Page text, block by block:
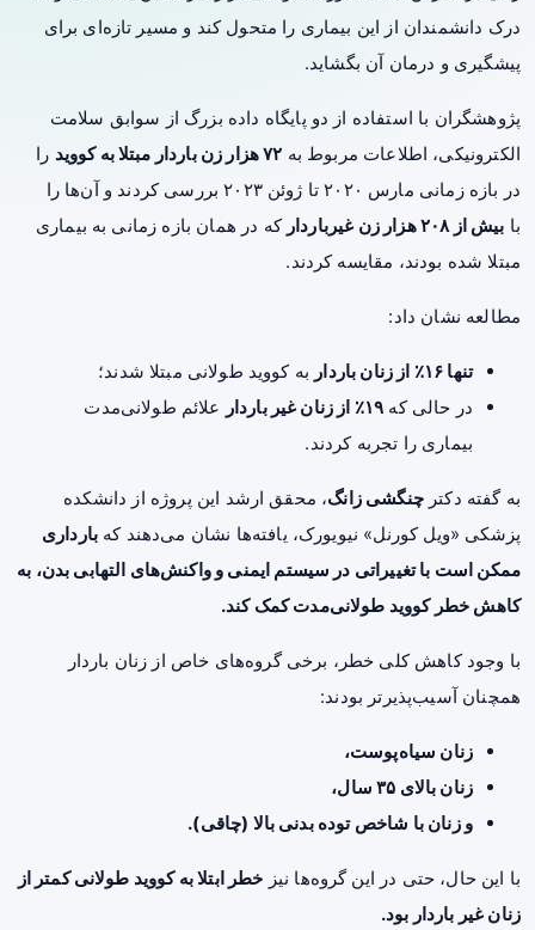
درک دانشمندان از این بیماری را متحول کند و مسیر تازه‌ای برای
پیشگیری و درمان آن بگشاید.
پژوهشگران با استفاده از دو پایگاه‌ داده‌ بزرگ از سوابق سلامت
الکترونیکی، اطلاعات مربوط به ۷۲ هزار زن باردار مبتلا به کووید
را
در بازه زمانی مارس ۲۰۲۰ تا ژوئن ۲۰۲۳ بررسی کردند و آن‌ها را
با بیش از ۲۰۸ هزار زن غیرباردار
که در همان بازه زمانی به بیماری
مبتلا شده بودند، مقایسه کردند.
مطالعه نشان داد:
تنها ۱۶٪ از زنان باردار
به کووید طولانی مبتلا شدند؛
در حالی که ۱۹٪ از زنان غیر باردار
علائم طولانی‌مدت
بیماری را تجربه کردند.
به گفته دکترچنگشی زانگ، محقق ارشد این پروژه از دانشکده
پزشکی «ویل کورنل» نیویورک، یافته‌ها نشان می‌دهند که بارداری
ممکن است با تغییراتی در سیستم ایمنی و واکنش‌های التهابی بدن، به
کاهش خطر کووید طولانی‌مدت کمک کند.
با وجود کاهش کلی خطر، برخی گروه‌های خاص از زنان باردار
همچنان آسیب‌پذیرتر بودند:
زنان سیاه‌پوست،
زنان بالای ۳۵ سال،
و زنان با شاخص توده بدنی بالا (چاقی).
با این حال، حتی در این گروه‌ها نیز خطر ابتلا به کووید طولانی کمتر از
زنان غیر باردار بود.